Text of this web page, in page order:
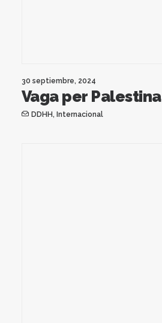
30 septiembre, 2024
Vaga per Palestina
DDHH, Internacional